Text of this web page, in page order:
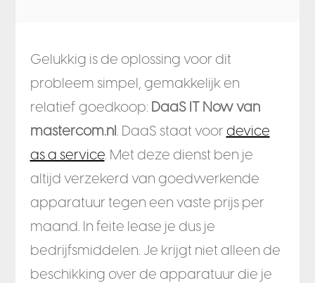
Gelukkig is de oplossing voor dit
probleem simpel, gemakkelijk en
relatief goedkoop: DaaS IT Now van
mastercom.nl . DaaS staat voor device
as a service. Met deze dienst ben je
altijd verzekerd van goedwerkende
apparatuur tegen een vaste prijs per
maand. In feite lease je dus je
bedrijfsmiddelen. Je krijgt niet alleen de
beschikking over de apparatuur die je